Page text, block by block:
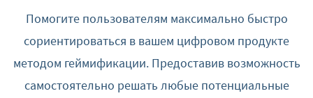
Помогите пользователям максимально быстро
сориентироваться в вашем цифровом продукте
методом геймификации. Предоставив возможность
самостоятельно решать любые потенциальные